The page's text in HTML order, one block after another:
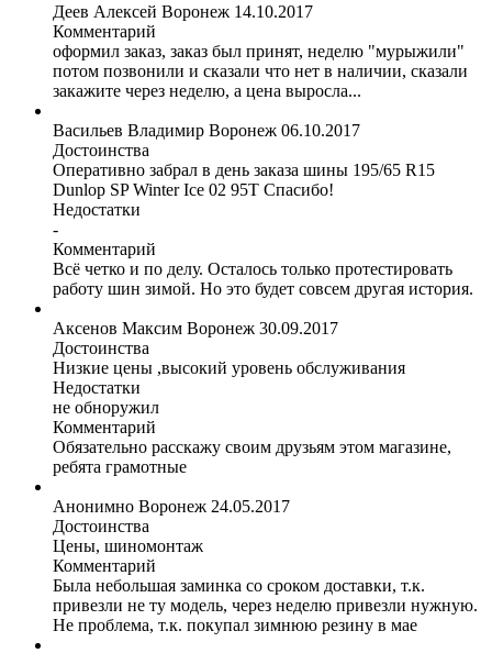
Деев Алексей Воронеж 14.10.2017
Комментарий
оформил заказ, заказ был принят, неделю "мурыжили"
потом позвонили и сказали что нет в наличии, сказали
закажите через неделю, а цена выросла...
Васильев Владимир Воронеж 06.10.2017
Достоинства
Оперативно забрал в день заказа шины 195/65 R15
Dunlop SP Winter Ice 02 95T Спасибо!
Недостатки
-
Комментарий
Всё четко и по делу. Осталось только протестировать
работу шин зимой. Но это будет совсем другая история.
Аксенов Максим Воронеж 30.09.2017
Достоинства
Низкие цены ,высокий уровень обслуживания
Недостатки
не обноружил
Комментарий
Обязательно расскажу своим друзьям этом магазине,
ребята грамотные
Анонимно Воронеж 24.05.2017
Достоинства
Цены, шиномонтаж
Комментарий
Была небольшая заминка со сроком доставки, т.к.
привезли не ту модель, через неделю привезли нужную.
Не проблема, т.к. покупал зимнюю резину в мае